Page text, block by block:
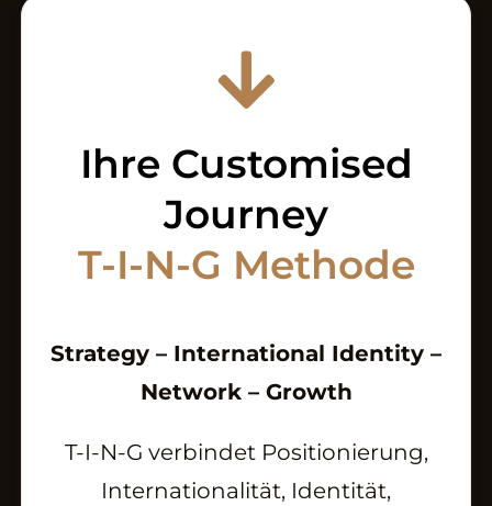
Ihre Customised
Journey
T-I-N-G Methode
Strategy – International Identity –
Network – Growth
T-I-N-G verbindet Positionierung,
Internationalität, Identität,